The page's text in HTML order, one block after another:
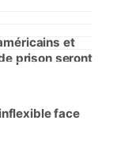
et
prison seront
face